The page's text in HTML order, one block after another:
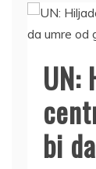
UN:
bi